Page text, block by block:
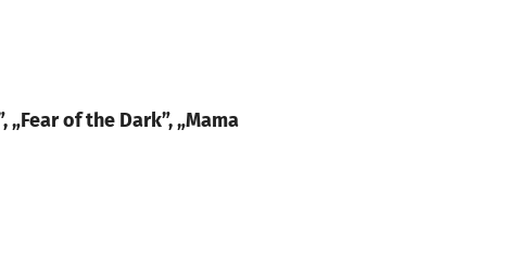
of the Dark”, „Mama